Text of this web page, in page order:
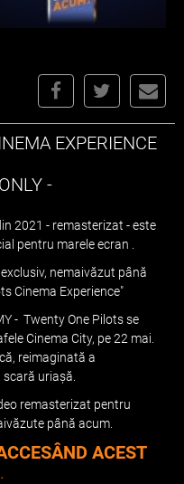
EXPERIENCE
-
2021 - remasterizat - este
pentru marele ecran .
nemaivăzut până
Cinema Experience"
- Twenty One Pilots se
Cinema City, pe 22 mai.
reimaginată a
uriașă.
remasterizat pentru
până acum.
ACEST
.